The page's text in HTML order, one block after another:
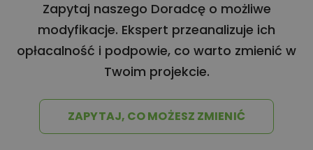
Zapytaj naszego Doradcę o możliwe
modyfikacje. Ekspert przeanalizuje ich
opłacalność i podpowie, co warto zmienić w
Twoim projekcie.
ZAPYTAJ, CO MOŻESZ ZMIENIĆ